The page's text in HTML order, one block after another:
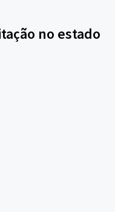
no estado